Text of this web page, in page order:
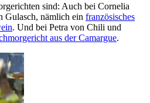
sind: Auch bei Cornelia
Gulasch, nämlich ein französisches
. Und bei Petra von Chili und
aus der Camargue.